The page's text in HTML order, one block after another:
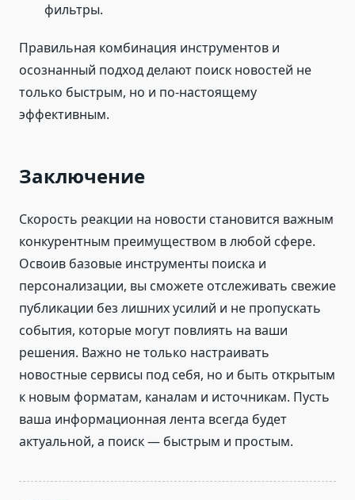
фильтры.
Правильная комбинация инструментов и
осознанный подход делают поиск новостей не
только быстрым, но и по-настоящему
эффективным.
Заключение
Скорость реакции на новости становится важным
конкурентным преимуществом в любой сфере.
Освоив базовые инструменты поиска и
персонализации, вы сможете отслеживать свежие
публикации без лишних усилий и не пропускать
события, которые могут повлиять на ваши
решения. Важно не только настраивать
новостные сервисы под себя, но и быть открытым
к новым форматам, каналам и источникам. Пусть
ваша информационная лента всегда будет
актуальной, а поиск — быстрым и простым.